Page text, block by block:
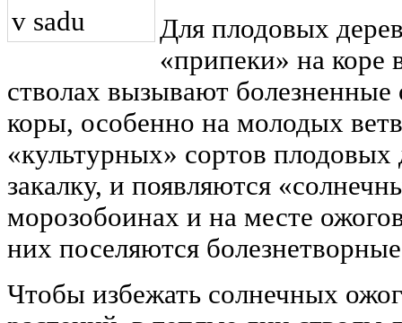
Для плодовых
«припеки» на коре
стволах вызывают
коры, особенно на молодых
«культурных» сортов плодовых
закалку, и появляются
морозобоинах и на месте
них поселяются
Чтобы избежать солнечных